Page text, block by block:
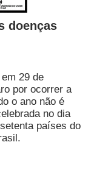
doenças
29 de
por ocorrer a
o ano não é
no dia
países do